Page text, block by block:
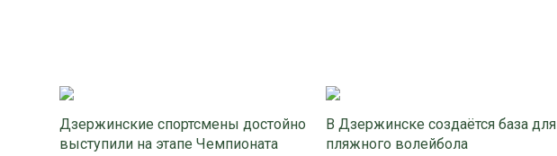
Дзержинские спортсмены достойно
выступили на этапе Чемпионата
В Дзержинске создаётся база для
пляжного волейбола